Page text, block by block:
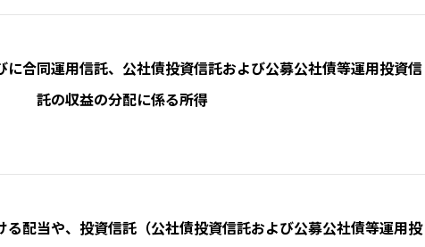
に合同運用信託、公社債投資信託および公募公社債等運用投資信
託の収益の分配に係る所得
る配当や、投資信託（公社債投資信託および公募公社債等運用投